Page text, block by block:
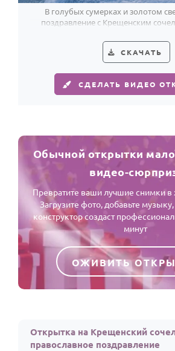
В голубых сумерках и золотом
поздравление с Крещенским
СКАЧАТЬ
СДЕЛАТЬ ВИДЕО
Обычной открытки
видео-
Превратите ваши лучшие снимки
Загрузите фото, добавьте
конструктор создаст
минут
ОЖИВИТЬ
Открытка на Крещенский
православное поздравление